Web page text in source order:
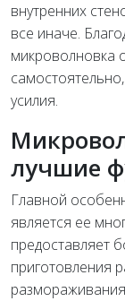
внутренних
все иначе.
микроволновка
усилия.
лучшие
Главной
является ее
предоставляет
приготовления